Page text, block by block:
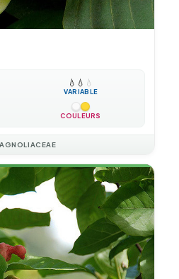
💧 💧 💧
VARIABLE
COULEURS